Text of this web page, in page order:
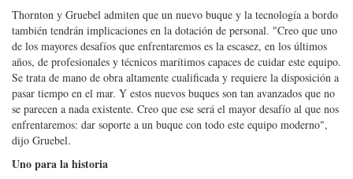
Thornton y Gruebel admiten que un nuevo buque y la tecnología a bordo
también tendrán implicaciones en la dotación de personal. "Creo que uno
de los mayores desafíos que enfrentaremos es la escasez, en los últimos
años, de profesionales y técnicos marítimos capaces de cuidar este equipo.
Se trata de mano de obra altamente cualificada y requiere la disposición a
pasar tiempo en el mar. Y estos nuevos buques son tan avanzados que no
se parecen a nada existente. Creo que ese será el mayor desafío al que nos
enfrentaremos: dar soporte a un buque con todo este equipo moderno",
dijo Gruebel.
Uno para la historia